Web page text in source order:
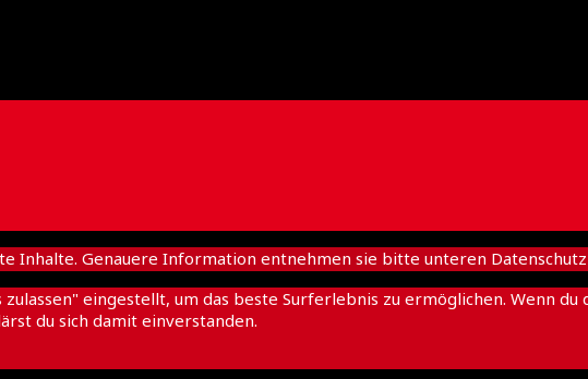
Inhalte. Genauere Information entnehmen sie bitte unteren
eingestellt, um das beste Surferlebnis zu ermöglichen. Wenn
du sich damit einverstanden.